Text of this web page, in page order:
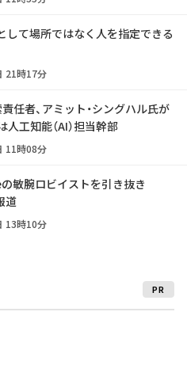
して場所ではなく人を指定できる
21時17分
任者、アミット・シングハル氏が
工知能（AI）担当幹部
11時08分
敏腕ロビイストを引き抜き
道
13時10分
PR